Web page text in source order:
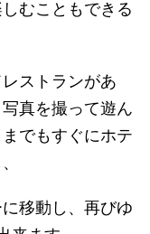
むこともできる
ストランがあ
真を撮って遊ん
でもすぐにホテ
移動し、再びゆ